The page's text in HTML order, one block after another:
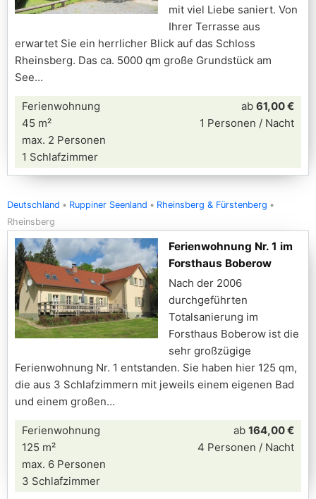
mit viel Liebe saniert. Von
Ihrer Terrasse aus
erwartet Sie ein herrlicher Blick auf das Schloss
Rheinsberg. Das ca. 5000 qm große Grundstück am
See
Ferienwohnung
45 m²
max. 2 Personen
1 Schlafzimmer
ab 61,00 €
1 Personen / Nacht
Deutschland Ruppiner Seenland
Rheinsberg & Fürstenberg
Rheinsberg
Ferienwohnung Nr. 1 im
Forsthaus Boberow
Nach der 2006
durchgeführten
Totalsanierung im
Forsthaus Boberow ist die
sehr großzügige
Ferienwohnung Nr. 1 entstanden. Sie haben hier 125 qm,
die aus 3 Schlafzimmern mit jeweils einem eigenen Bad
und einem großen
Ferienwohnung
125 m²
max. 6 Personen
3 Schlafzimmer
ab 164,00 €
4 Personen / Nacht